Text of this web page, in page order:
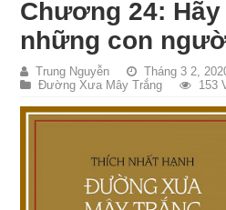
Chương 24:
những con
Trung Nguyễn
Tháng 3 2,
Đường Xưa Mây Trắng
153